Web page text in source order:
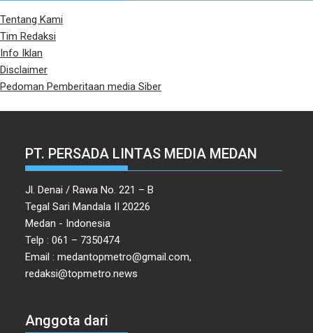
Tentang Kami
Tim Redaksi
Info Iklan
Disclaimer
Pedoman Pemberitaan media Siber
PT. PERSADA LINTAS MEDIA MEDAN
Jl. Denai / Rawa No. 221 – B
Tegal Sari Mandala II 20226
Medan - Indonesia
Telp : 061 – 7350474
Email : medantopmetro@gmail.com,
redaksi@topmetro.news
Anggota dari